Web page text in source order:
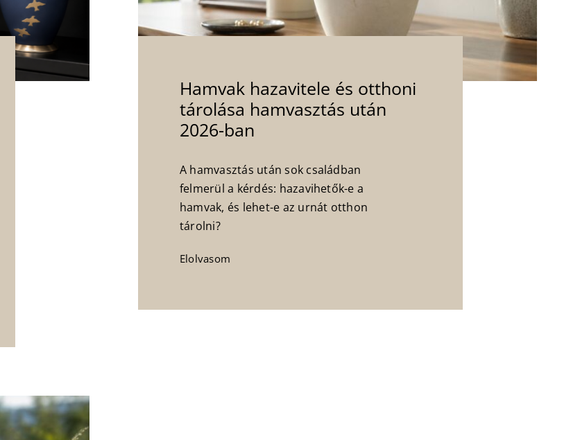
Hamvak hazavitele és otthoni
tárolása hamvasztás után
2026-ban
A hamvasztás után sok családban
felmerül a kérdés: hazavihetők-e a
hamvak, és lehet-e az urnát otthon
tárolni?
Elolvasom